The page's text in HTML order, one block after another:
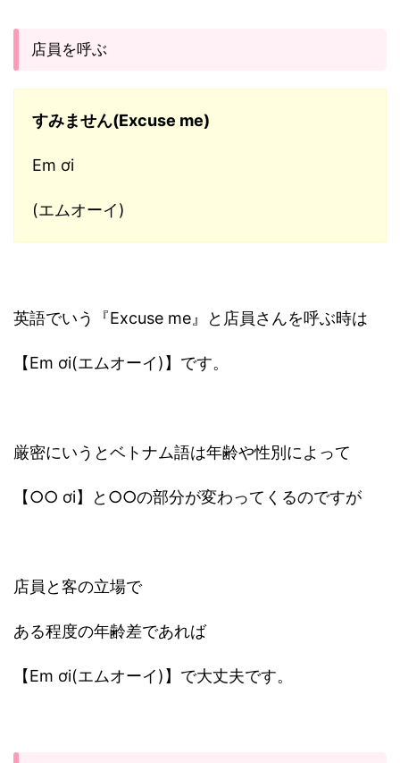
店員を呼ぶ
すみません(Excuse me)
Em ơi
(エムオーイ)
英語でいう『Excuse me』と店員さんを呼ぶ時は
【Em ơi(エムオーイ)】です。
厳密にいうとベトナム語は年齢や性別によって
【○○ ơi】と○○の部分が変わってくるのですが
店員と客の立場で
ある程度の年齢差であれば
【Em ơi(エムオーイ)】で大丈夫です。